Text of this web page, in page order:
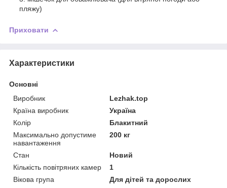
пляжу)
Приховати
Характеристики
Основні
Виробник
Lezhak.top
Країна виробник
Україна
Колір
Блакитний
Максимально допустиме
навантаження
200 кг
Стан
Новий
Кількість повітряних камер
1
Вікова група
Для дітей та дорослих